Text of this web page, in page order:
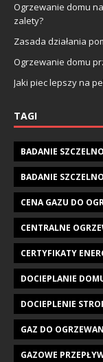
Ogrzewanie domu
zalety?
Zasada działania
Ogrzewanie domu
Jaki piec lepszy na
TAGI
BADANIE
BADANIE
CENA GAZU DO
CENTRALNE
CERTYFIKATY
DOCIEPLANIE
DOCIEPLENIE
GAZ DO
GAZOWE